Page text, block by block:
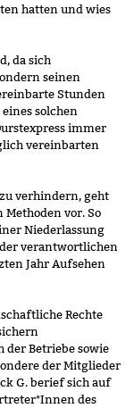
hatten und wies
da sich
seinen
Stunden
solchen
immer
vereinbarten
verhindern, geht
vor. So
Niederlassung
verantwortlichen
Jahr Aufsehen
Rechte
der Betriebe sowie
der Mitglieder
G. berief sich auf
des